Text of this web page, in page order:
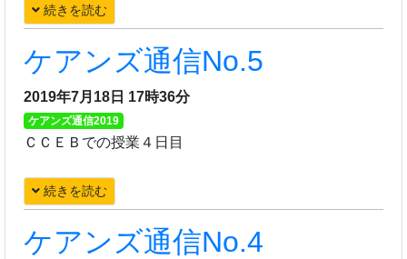
続きを読む
ケアンズ通信No.5
2019年7月18日 17時36分
ケアンズ通信2019
ＣＣＥＢでの授業４日目
続きを読む
ケアンズ通信No.4